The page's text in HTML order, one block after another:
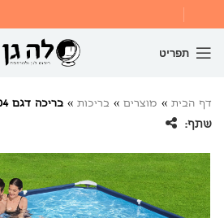
תפריט
דף הבית » מוצרים » בריכות » בריכה דגם 56404
שתף: